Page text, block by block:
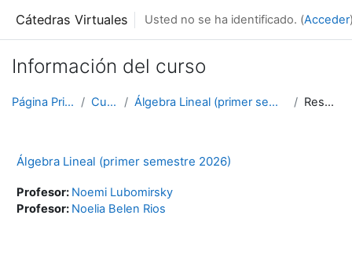
Cátedras Virtuales Usted no se ha identificado. (Acceder
Información del curso
Página Principal Cursos Álgebra Lineal (primer semestre 2026) Resumen
Álgebra Lineal (primer semestre 2026)
Profesor: Noemi Lubomirsky
Profesor: Noelia Belen Rios